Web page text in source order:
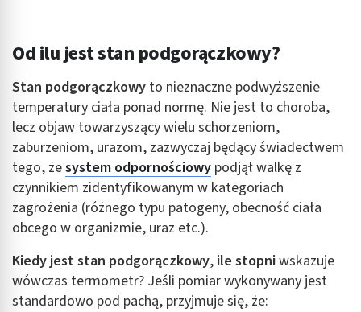
Od ilu jest stan podgorączkowy?
Stan podgorączkowy to nieznaczne podwyższenie
temperatury ciała ponad normę. Nie jest to choroba,
lecz objaw towarzyszący wielu schorzeniom,
zaburzeniom, urazom, zazwyczaj będący świadectwem
tego, żesystem odpornościowy podjął walkę z
czynnikiem zidentyfikowanym w kategoriach
zagrożenia (różnego typu patogeny, obecność ciała
obcego w organizmie, uraz etc.).
Kiedy jest stan podgorączkowy, ile stopniwskazuje
wówczas termometr? Jeśli pomiar wykonywany jest
standardowo pod pachą, przyjmuje się, że: